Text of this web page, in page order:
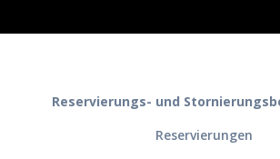
Reservierungs- und
Reservierungen